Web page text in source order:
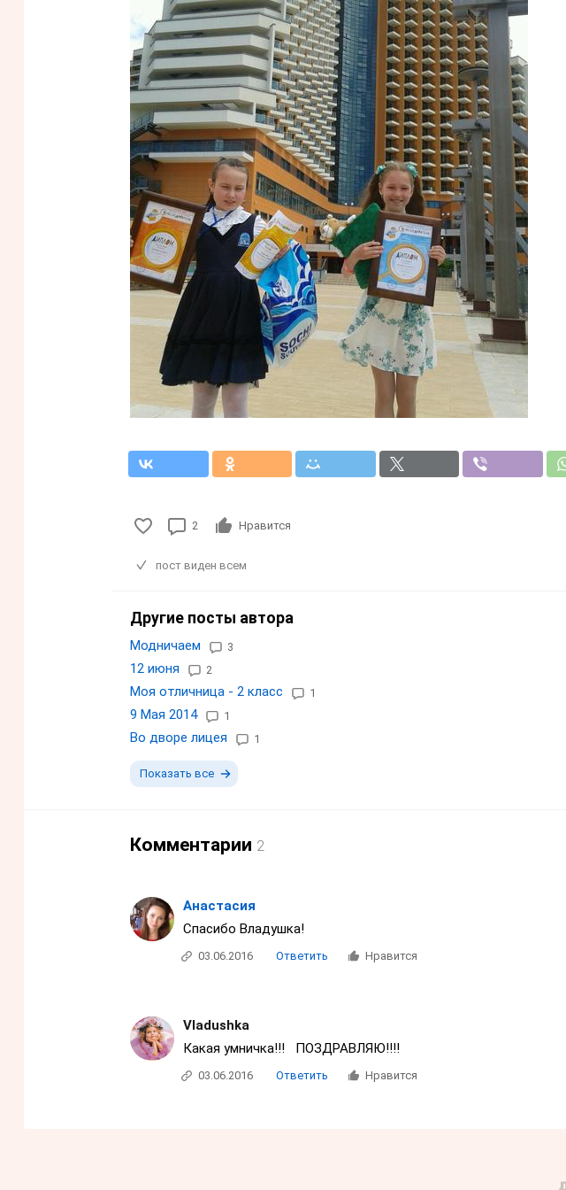
2 Нравится
пост виден всем
Другие посты автора
Модничаем 3
12 июня 2
Моя отличница - 2 класс 1
9 Мая 2014 1
Во дворе лицея 1
Показать все
Комментарии 2
Анастасия
Спасибо Владушка!
03.06.2016 Ответить Нравится
Vladushka
Какая умничка!!! ПОЗДРАВЛЯЮ!!!!
03.06.2016 Ответить Нравится